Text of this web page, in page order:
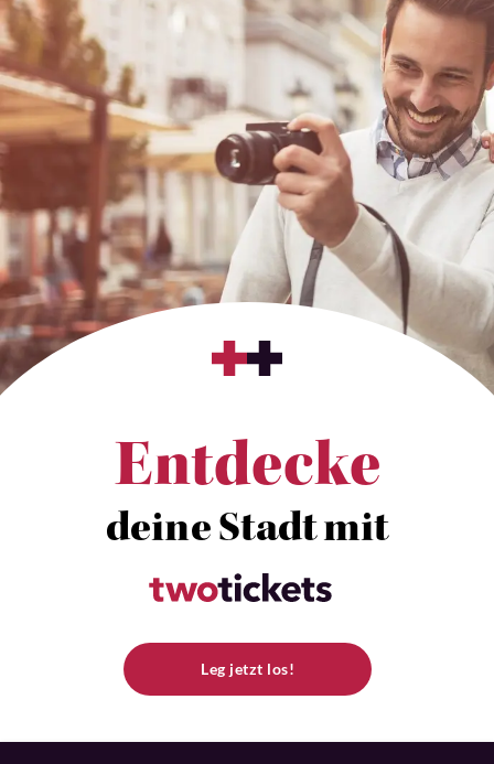
Entdecke
deine Stadt mit
Leg jetzt los!